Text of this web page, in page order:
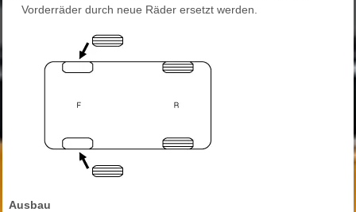
Vorderräder durch neue Räder ersetzt werden.
Ausbau